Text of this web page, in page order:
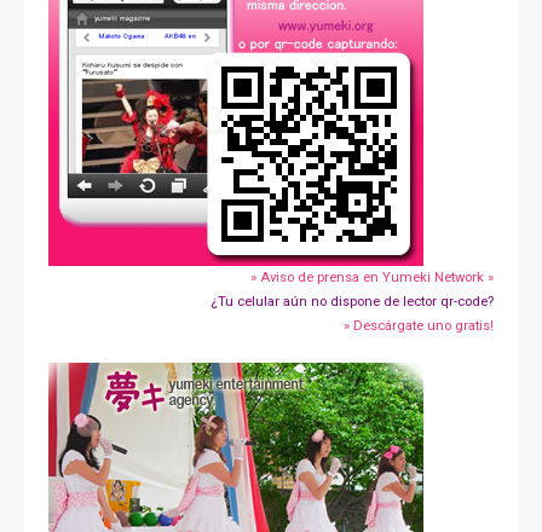
» Aviso de prensa en Yumeki Network »
¿Tu celular aún no dispone de lector qr-code?
» Descárgate uno gratis!